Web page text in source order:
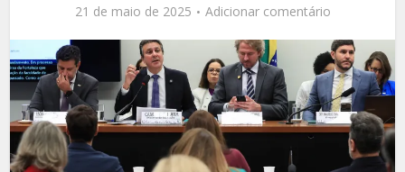
21 de maio de 2025 Adicionar comentário